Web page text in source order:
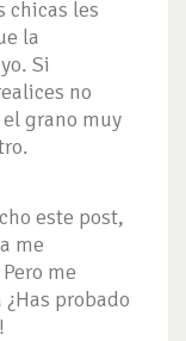
chicas les
la
Si
no
grano muy
este post,
me
me
probado